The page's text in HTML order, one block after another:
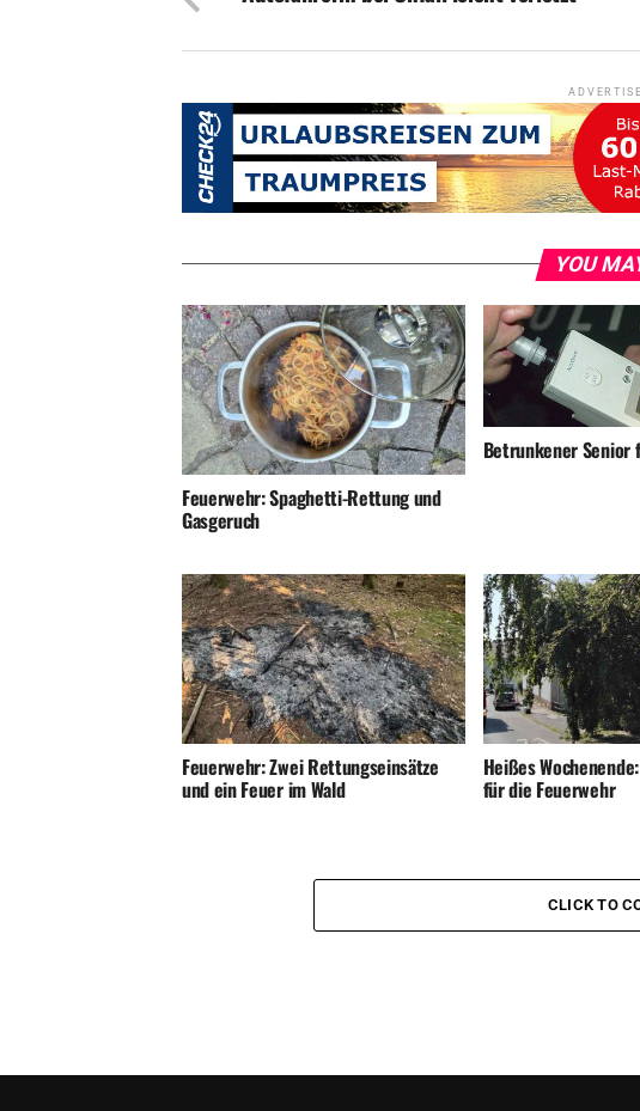
YOU
Feuerwehr: Spaghetti-Rettung und
Gasgeruch
Betrunkener Senior
Feuerwehr: Zwei Rettungseinsätze
und ein Feuer im Wald
Heißes
für die Feuerwehr
CLICK TO